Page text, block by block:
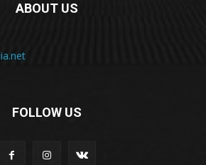
ABOUT US
FOLLOW US